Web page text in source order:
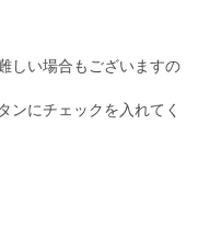
しい場合もございますの
ンにチェックを入れてく